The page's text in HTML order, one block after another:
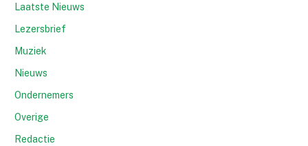
Laatste Nieuws
Lezersbrief
Muziek
Nieuws
Ondernemers
Overige
Redactie